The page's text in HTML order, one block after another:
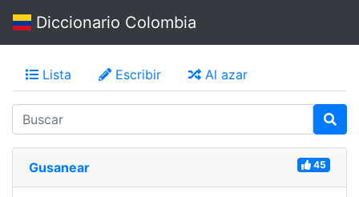
Diccionario Colombia
Lista Escribir Al azar
Gusanear 45